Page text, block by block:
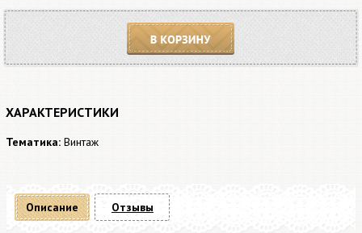
В корзину
ХАРАКТЕРИСТИКИ
Тематика: Винтаж
Описание Отзывы